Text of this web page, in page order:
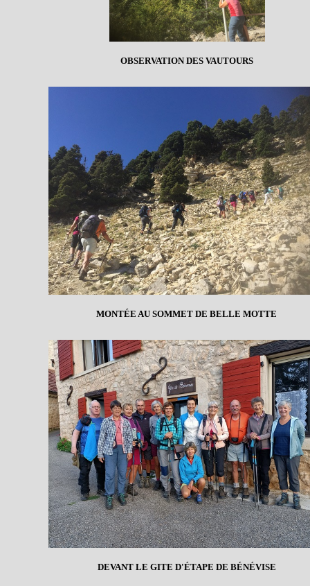
OBSERVATION DES VAUTOURS
MONTÉE AU SOMMET DE BELLE MOTTE
DEVANT LE GITE D'ÉTAPE DE BÉNÉVISE